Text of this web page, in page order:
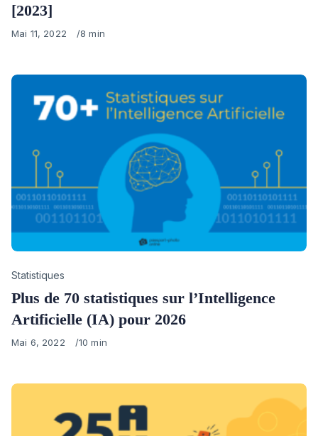
[2023]
Published
Mai 11, 2022 8 min
Category
Statistiques
Plus de 70 statistiques sur l’Intelligence
Artificielle (IA) pour 2026
Published
Mai 6, 2022 10 min